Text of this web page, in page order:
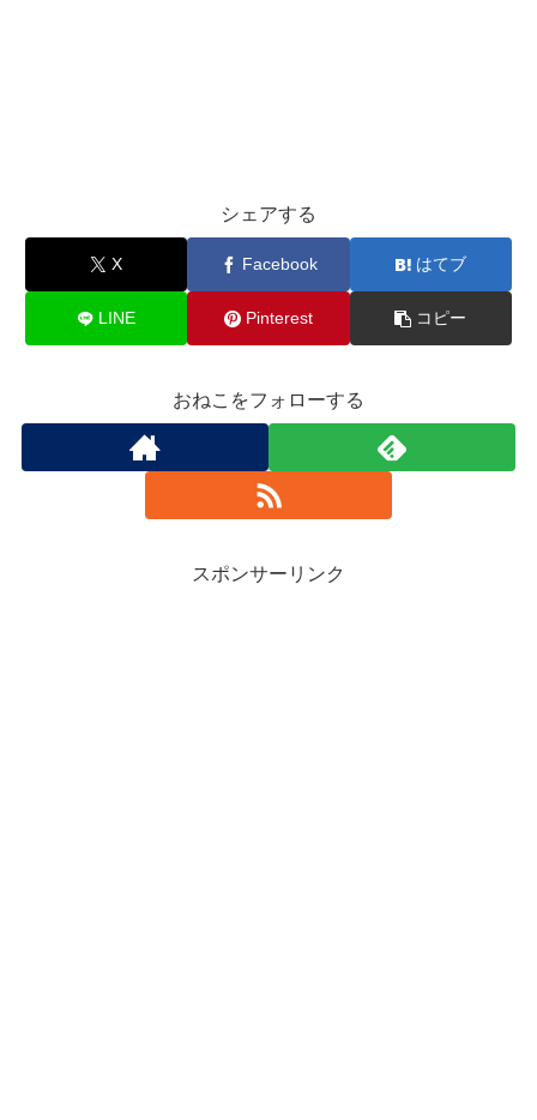
シェアする
X Facebook はてブ
LINE Pinterest コピー
おねこをフォローする
スポンサーリンク